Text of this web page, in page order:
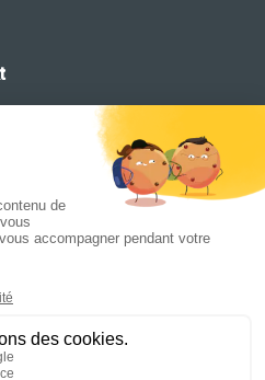
pour les statistiques et pour
cliquant sur Accepter, vous
confidentialité
le secteur dujeu de
s’adresse auxauteursqui
auxéditeurs
qui cherchent
succès